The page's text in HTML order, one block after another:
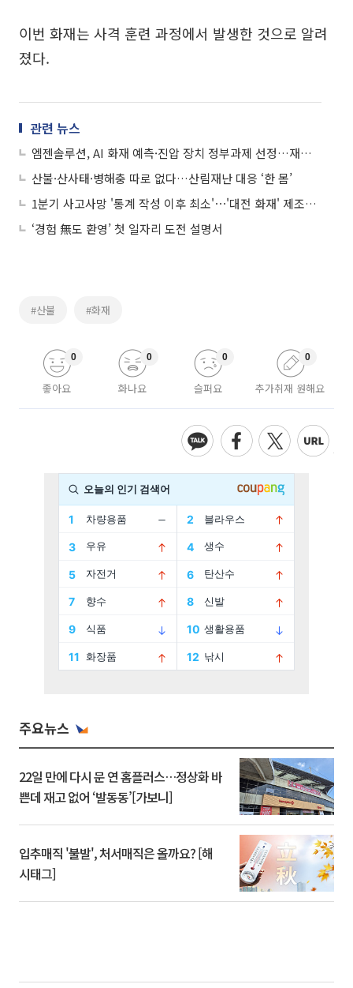
이번 화재는 사격 훈련 과정에서 발생한 것으로 알려
졌다.
관련 뉴스
엠젠솔루션, AI 화재 예측·진압 장치 정부과제 선정…재난안전 시장 공략 가속
산불·산사태·병해충 따로 없다…산림재난 대응 ‘한 몸’
1분기 사고사망 '통계 작성 이후 최소'⋯'대전 화재' 제조업 빼고 다 줄었다
‘경험 無도 환영’ 첫 일자리 도전 설명서
#산불 #화재
좋아요
0
화나요
0
슬퍼요
0
추가취재 원해요
0
주요뉴스
22일 만에 다시 문 연 홈플러스…정상화 바
쁜데 재고 없어 ‘발동동’[가보니]
입추매직 '불발', 처서매직은 올까요? [해
시태그]